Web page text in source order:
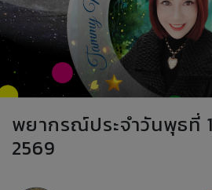
พยากรณ์ประจำวันพุธที่
2569